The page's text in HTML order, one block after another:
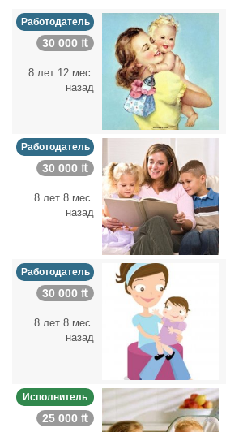
Работодатель
30 000 ₶
8 лет 12 мес.
назад
Работодатель
30 000 ₶
8 лет 8 мес.
назад
Работодатель
30 000 ₶
8 лет 8 мес.
назад
Исполнитель
25 000 ₶